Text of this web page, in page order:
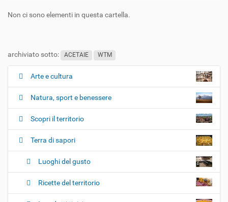
Non ci sono elementi in questa cartella.
archiviato sotto: ACETAIE WTM
N
g
a
z
n
Arte e cultura
Natura, sport e benessere
Scopri il territorio
Terra di sapori
Luoghi del gusto
Ricette del territorio